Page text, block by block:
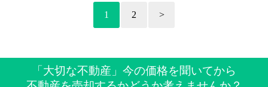
1 2 >
「大切な不動産」今の価格を聞いてから